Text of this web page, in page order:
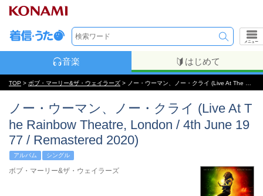
メニュー
音楽 はじめて
TOP > ボブ・マーリー&ザ・ウェイラーズ > ノー・ウーマン、ノー・クライ (Live At The Rainbow Theatre, London / 4th June 1977 / Remastered 2020)
ノー・ウーマン、ノー・クライ (Live At T
he Rainbow Theatre, London / 4th June 19
77 / Remastered 2020)
アルバム シングル
ボブ・マーリー&ザ・ウェイラーズ